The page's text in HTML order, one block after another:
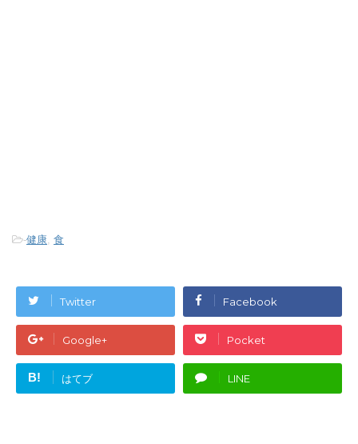
-健康, 食
Twitter Facebook
Google+ Pocket
B! はてブ LINE